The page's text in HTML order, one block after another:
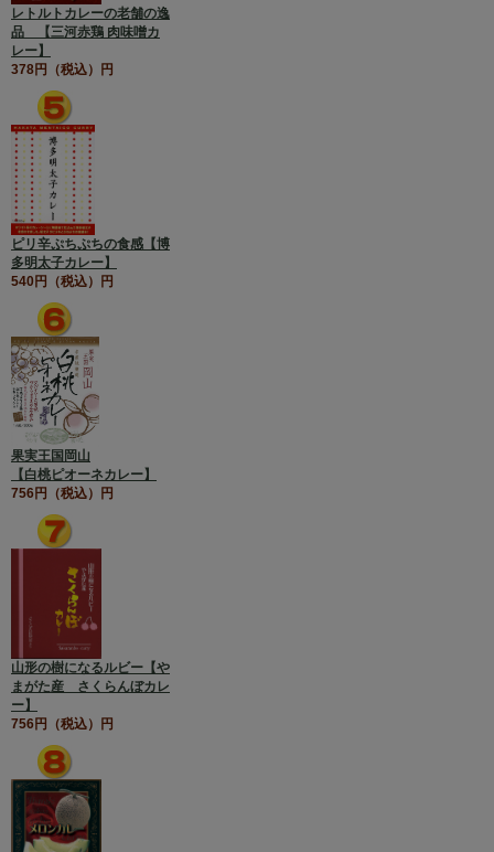
レトルトカレーの老舗の逸
品 【三河赤鶏 肉味噌カ
レー】
378円（税込）円
ピリ辛ぷちぷちの食感【博
多明太子カレー】
540円（税込）円
果実王国岡山
【白桃ピオーネカレー】
756円（税込）円
山形の樹になるルビー【や
まがた産 さくらんぼカレ
ー】
756円（税込）円